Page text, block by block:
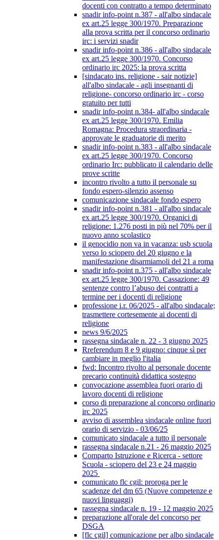
docenti con contratto a tempo determinato
snadir info-point n.387 - all'albo sindacale
ex art.25 legge 300/1970. Preparazione
alla prova scritta per il concorso ordinario
irc: i servizi snadir
snadir info-point n.386 - all'albo sindacale
ex art.25 legge 300/1970. Concorso
ordinario irc 2025: la prova scritta
[sindacato ins. religione - sair notizie]
all'albo sindacale - agli insegnanti di
religione- concorso ordinario irc - corso
gratuito per tutti
snadir info-point n.384- all'albo sindacale
ex art.25 legge 300/1970. Emilia
Romagna: Procedura straordinaria -
approvate le graduatorie di merito
snadir info-point n.383 - all'albo sindacale
ex art.25 legge 300/1970. Concorso
ordinario Irc: pubblicato il calendario delle
prove scritte
incontro rivolto a tutto il personale su
fondo espero-silenzio assenso
comunicazione sindacale fondo espero
snadir info-point n.381 - all'albo sindacale
ex art.25 legge 300/1970. Organici di
religione: 1.276 posti in più nel 70% per il
nuovo anno scolastico
il genocidio non va in vacanza: usb scuola
verso lo sciopero del 20 giugno e la
manifestazione disarmiamoli del 21 a roma
snadir info-point n.375 - all'albo sindacale
ex art.25 legge 300/1970. Cassazione: 49
sentenze contro l’abuso dei contratti a
termine per i docenti di religione
professione i.r. 06/2025 - all'albo sindacale;
trasmettere cortesemente ai docenti di
religione
news 9/6/2025
rassegna sindacale n. 22 - 3 giugno 2025
Rreferendum 8 e 9 giugno: cinque sì per
cambiare in meglio l'italia
fwd: Incontro rivolto al personale docente
precario continuità didattica sostegno
convocazione assemblea fuori orario di
lavoro docenti di religione
corso di preparazione al concorso ordinario
irc 2025
avviso di assemblea sindacale online fuori
orario di servizio - 03/06/25
comunicato sindacale a tutto il personale
rassegna sindacale n.21 - 26 maggio 2025
Comparto Istruzione e Ricerca - settore
Scuola - sciopero del 23 e 24 maggio
2025
comunicato flc cgil: proroga per le
scadenze del dm 65 (Nuove competenze e
nuovi linguaggi)
rassegna sindacale n. 19 - 12 maggio 2025
preparazione all'orale del concorso per
DSGA
[flc cgil] comunicazione per albo sindacale